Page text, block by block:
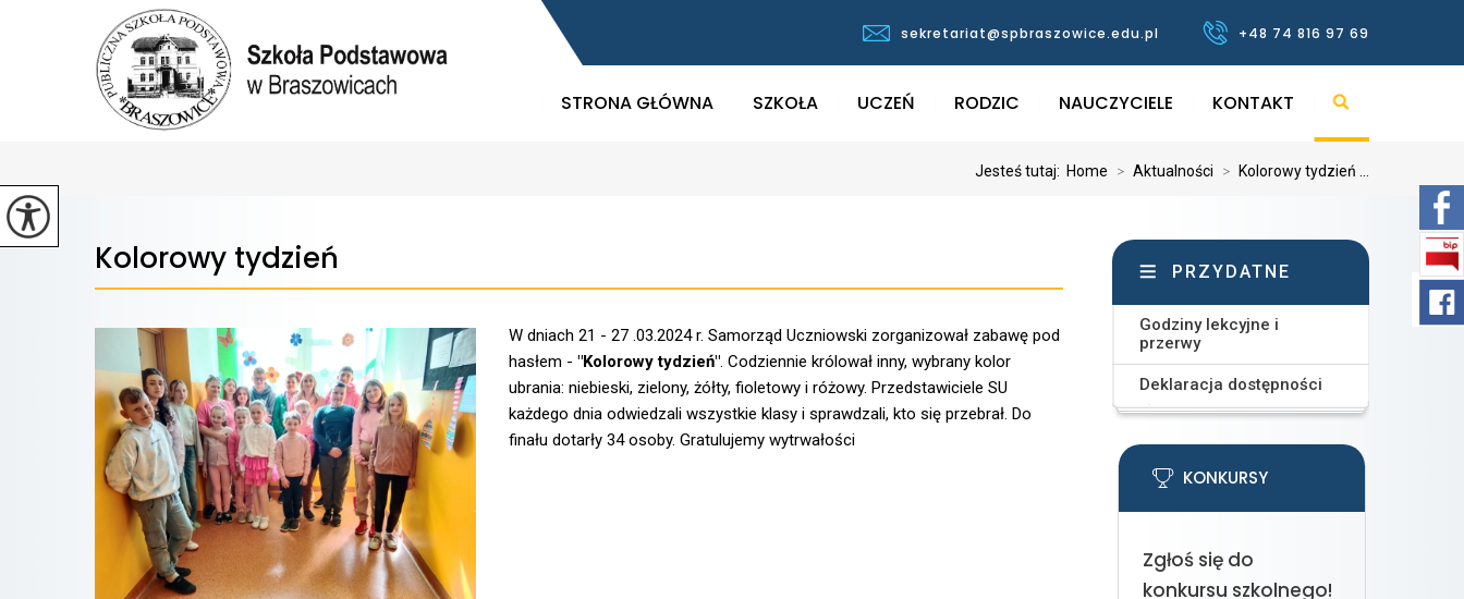
sekretariat@spbraszowice.edu.pl +48 74 816 97 69
STRONA GŁÓWNA SZKOŁA UCZEŃ RODZIC NAUCZYCIELE KONTAKT
Jesteś tutaj: Home > Aktualności > Kolorowy tydzień ...
Kolorowy tydzień
W dniach 21 - 27 .03.2024 r. Samorząd Uczniowski zorganizował zabawę pod
hasłem - "Kolorowy tydzień". Codziennie królował inny, wybrany kolor
ubrania: niebieski, zielony, żółty, fioletowy i różowy. Przedstawiciele SU
każdego dnia odwiedzali wszystkie klasy i sprawdzali, kto się przebrał. Do
finału dotarły 34 osoby. Gratulujemy wytrwałości
PRZYDATNE
Godziny lekcyjne i
przerwy
Deklaracja dostępności
KONKURSY
Zgłoś się do
konkursu szkolnego!